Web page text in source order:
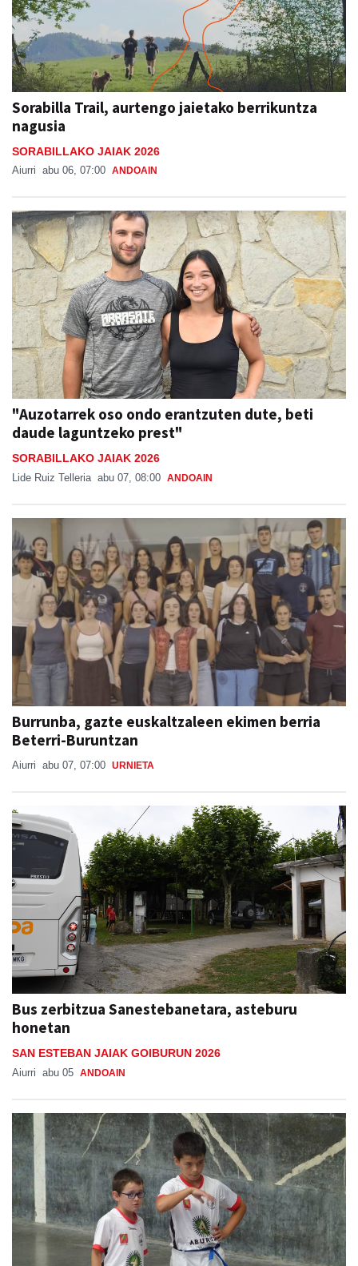
Sorabilla Trail, aurtengo jaietako berrikuntza
nagusia
SORABILLAKO JAIAK 2026
Aiurri
"Auzotarrek oso ondo erantzuten dute, beti
daude laguntzeko prest"
SORABILLAKO JAIAK 2026
Lide Ruiz Telleria abu 07, 08:00
Burrunba, gazte euskaltzaleen ekimen berria
Beterri-Buruntzan
Aiurri abu 07, 07:00 URNIETA
Bus zerbitzua Sanestebanetara, asteburu
honetan
SAN ESTEBAN JAIAK GOIBURUN 2026